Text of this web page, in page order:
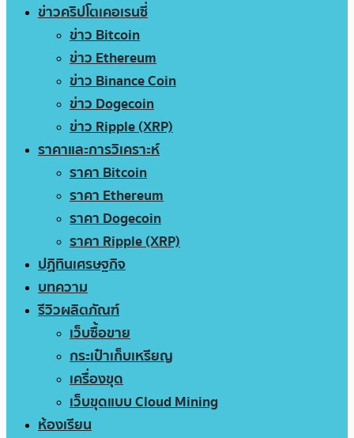
ข่าวคริปโตเคอเรนซี่
ข่าว Bitcoin
ข่าว Ethereum
ข่าว Binance Coin
ข่าว Dogecoin
ข่าว Ripple (XRP)
ราคาและการวิเคราะห์
ราคา Bitcoin
ราคา Ethereum
ราคา Dogecoin
ราคา Ripple (XRP)
ปฏิทินเศรษฐกิจ
บทความ
รีวิวผลิตภัณฑ์
เว็บซื้อขาย
กระเป๋าเก็บเหรียญ
เครื่องขุด
เว็บขุดแบบ Cloud Mining
ห้องเรียน